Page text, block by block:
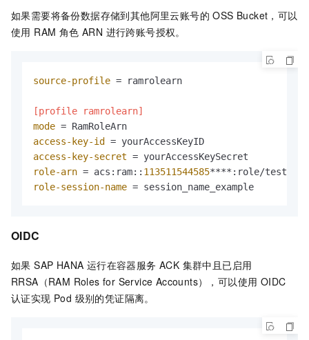
如果需要将备份数据存储到其他阿里云账号的 OSS Bucket，可以
使用 RAM 角色 ARN 进行跨账号授权。
source-profile = ramrolearn
[profile ramrolearn]
mode
access-key-id
access-key-secret
role-arn = acs:ram:: 113511544585
role-session-name = session_name_example
OIDC
如果 SAP HANA 运行在容器服务 ACK 集群中且已启用
RRSA（RAM Roles for Service Accounts），可以使用 OIDC
认证实现 Pod 级别的凭证隔离。